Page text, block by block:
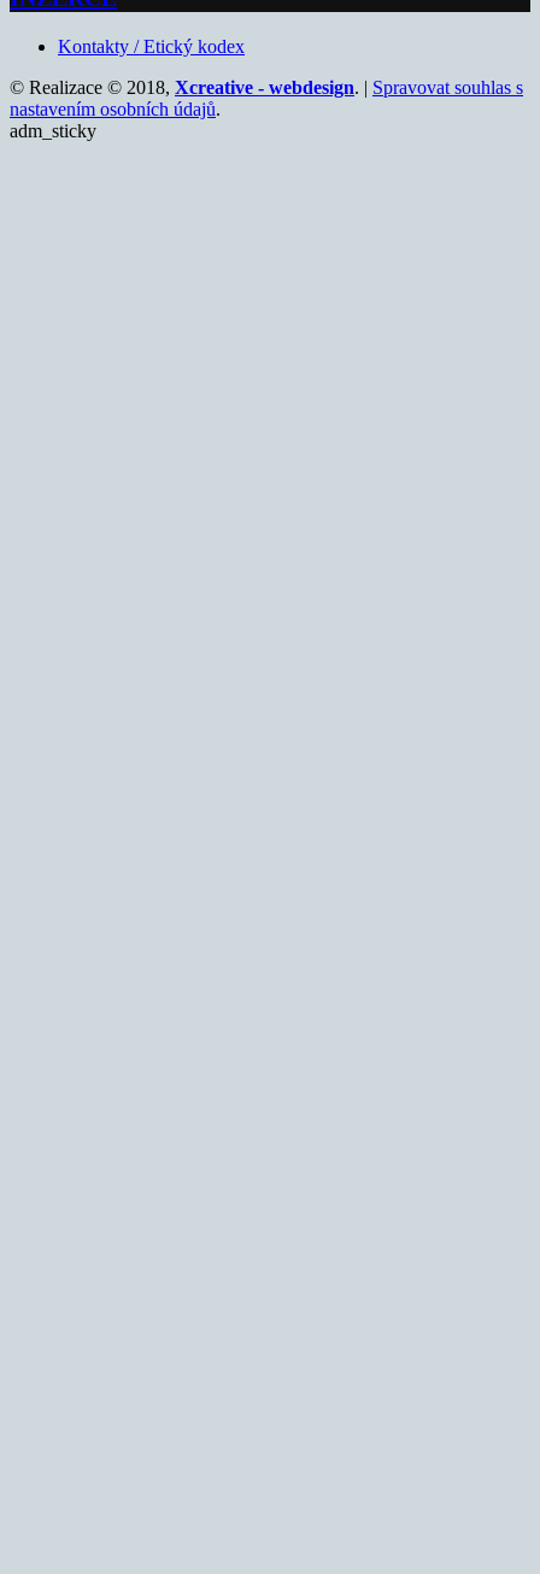
Kontakty / Etický kodex
© Realizace © 2018, Xcreative - webdesign. | Spravovat souhlas s
nastavením osobních údajů.
adm_sticky